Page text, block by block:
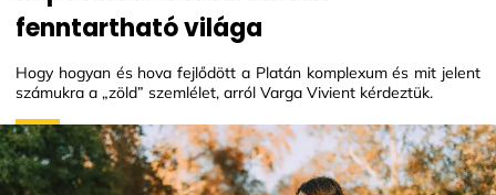
fenntartható világa
Hogy hogyan és hova fejlődött a Platán komplexum és mit jelent
számukra a „zöld” szemlélet, arról Varga Vivient kérdeztük.